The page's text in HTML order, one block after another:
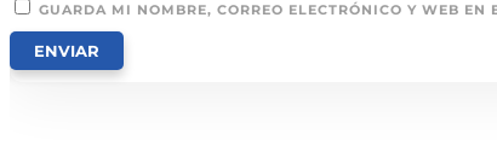
GUARDA MI NOMBRE, CORREO ELECTRÓNICO Y WEB